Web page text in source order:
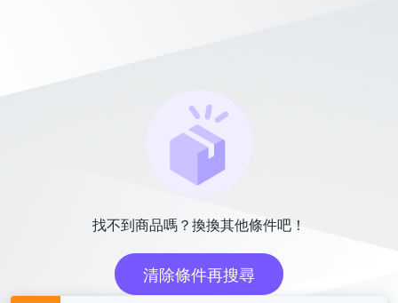
找不到商品嗎？換換其他條件吧！
清除條件再搜尋